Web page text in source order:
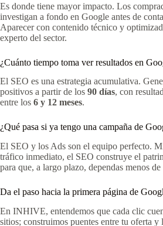
Es donde tiene mayor impacto. Los
investigan a fondo en Google antes de
Aparecer con contenido técnico y
experto del sector.
¿Cuánto tiempo toma ver resultados en
El SEO es una estrategia acumulativa.
positivos a partir de los 90 días, con
entre los 6 y 12 meses.
¿Qué pasa si ya tengo una campaña de
El SEO y los Ads son el equipo perfecto.
tráfico inmediato, el SEO construye el
para que, a largo plazo, dependas menos
Da el paso hacia la primera página de
En INHIVE, entendemos que cada clic
sitios; construimos puentes entre tu oferta y